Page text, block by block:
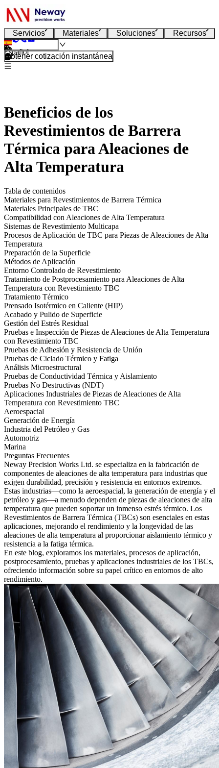
Servicios Materiales Soluciones Recursos
Español
Obtener cotización instantánea
Beneficios de los
Revestimientos de Barrera
Térmica para Aleaciones de
Alta Temperatura
Tabla de contenidos
Materiales para Revestimientos de Barrera Térmica
Materiales Principales de TBC
Compatibilidad con Aleaciones de Alta Temperatura
Sistemas de Revestimiento Multicapa
Procesos de Aplicación de TBC para Piezas de Aleaciones de Alta
Temperatura
Preparación de la Superficie
Métodos de Aplicación
Entorno Controlado de Revestimiento
Tratamiento de Postprocesamiento para Aleaciones de Alta
Temperatura con Revestimiento TBC
Tratamiento Térmico
Prensado Isotérmico en Caliente (HIP)
Acabado y Pulido de Superficie
Gestión del Estrés Residual
Pruebas e Inspección de Piezas de Aleaciones de Alta Temperatura
con Revestimiento TBC
Pruebas de Adhesión y Resistencia de Unión
Pruebas de Ciclado Térmico y Fatiga
Análisis Microestructural
Pruebas de Conductividad Térmica y Aislamiento
Pruebas No Destructivas (NDT)
Aplicaciones Industriales de Piezas de Aleaciones de Alta
Temperatura con Revestimiento TBC
Aeroespacial
Generación de Energía
Industria del Petróleo y Gas
Automotriz
Marina
Preguntas Frecuentes
Neway Precision Works Ltd. se especializa en la fabricación de
componentes de aleaciones de alta temperatura para industrias que
exigen durabilidad, precisión y resistencia en entornos extremos.
Estas industrias—como la aeroespacial, la generación de energía y el
petróleo y gas—a menudo dependen de piezas de aleaciones de alta
temperatura que pueden soportar un inmenso estrés térmico. Los
Revestimientos de Barrera Térmica (TBCs) son esenciales en estas
aplicaciones, mejorando el rendimiento y la longevidad de las
aleaciones de alta temperatura al proporcionar aislamiento térmico y
resistencia a la fatiga térmica.
En este blog, exploramos los materiales, procesos de aplicación,
postprocesamiento, pruebas y aplicaciones industriales de los TBCs,
ofreciendo información sobre su papel crítico en entornos de alto
rendimiento.